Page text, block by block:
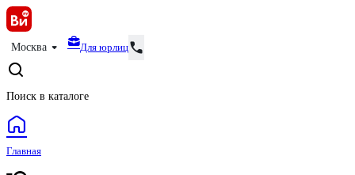
Москва Для юрлиц
Поиск в каталоге
Главная